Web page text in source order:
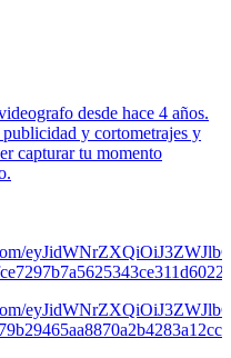
desde hace 4 años.
y cortometrajes y
capturar tu momento